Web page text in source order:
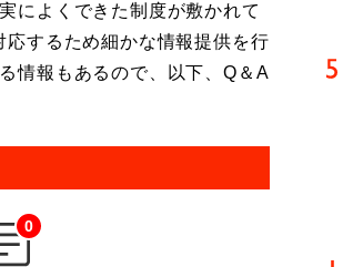
によくできた制度が敷かれて
するため細かな情報提供を行
情報もあるので、以下、Q＆A
0